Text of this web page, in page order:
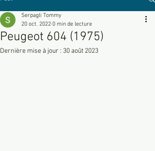
Peugeot 604 (1975)
Serpagli Tommy
20 oct. 2022 0 min de lecture
Dernière mise à jour : 30 août 2023